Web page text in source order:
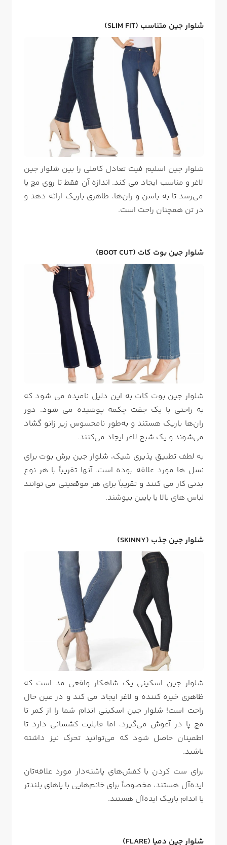
شلوار جین متناسب (SLIM FIT)
شلوار جین اسلیم فیت تعادل کاملی را بین شلوار جین
لاغر و مناسب ایجاد می کند. اندازه آن فقط تا روی مچ پا
می‌رسد تا به باسن و ران‌ها، ظاهری باریک ارائه دهد و
در تن همچنان راحت است.
شلوار جین بوت کات (BOOT CUT)
شلوار جین بوت کات به این دلیل نامیده می شود که
به راحتی با یک جفت چکمه پوشیده می شود. دور
ران‌ها باریک هستند و به‌طور نامحسوس زیر زانو گشاد
می‌شوند و یک شبح لاغر ایجاد می‌کنند.
به لطف تطبیق پذیری شیک، شلوار جین برش بوت برای
نسل ها مورد علاقه بوده است. آنها تقریباً با هر نوع
بدنی کار می کنند و تقریباً برای هر موقعیتی می توانند
لباس های بالا یا پایین بپوشند.
شلوار جین جذب (SKINNY)
شلوار جین اسکینی یک شاهکار واقعی مد است که
ظاهری خیره کننده و لاغر ایجاد می کند و در عین حال
راحت است! شلوار جین اسکینی اندام شما را از کمر تا
مچ پا در آغوش می‌گیرد، اما قابلیت کشسانی دارد تا
اطمینان حاصل شود که می‌توانید تحرک نیز داشته
باشید.
برای ست کردن با کفش‌های پاشنه‌دار مورد علاقه‌تان
ایده‌آل هستند، مخصوصاً برای خانم‌هایی با پاهای بلندتر
یا اندام باریک ایده‌آل هستند.
شلوار جین دمپا (FLARE)